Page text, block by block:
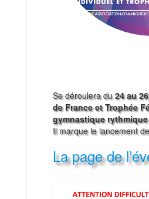
Se déroulera du24 au
de France et Trophée
gymnastique rythmique
Il marque le lancement
La page de